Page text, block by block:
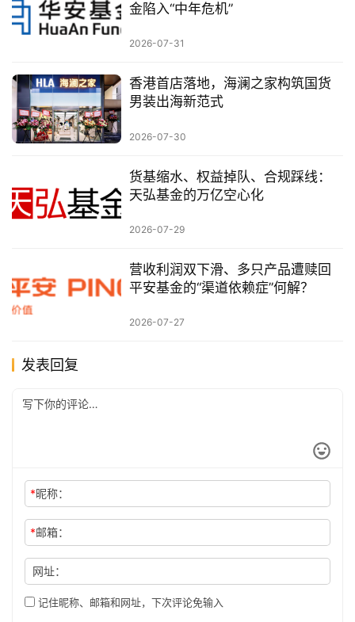
金陷入“中年危机”
2026-07-31
香港首店落地，海澜之家构筑国货
男装出海新范式
2026-07-30
货基缩水、权益掉队、合规踩线：
天弘基金的万亿空心化
2026-07-29
营收利润双下滑、多只产品遭赎回
平安基金的“渠道依赖症”何解？
2026-07-27
发表回复
*昵称：
*邮箱：
网址：
记住昵称、邮箱和网址，下次评论免输入